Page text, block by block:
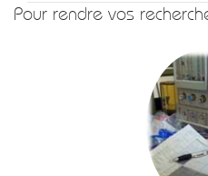
Pour rendre vos